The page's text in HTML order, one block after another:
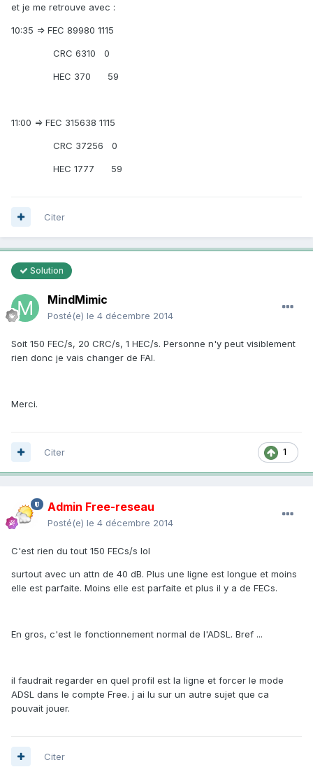
et je me retrouve avec :
10:35 => FEC 89980 1115
CRC 6310 0
HEC 370 59
11:00 => FEC 315638 1115
CRC 37256 0
HEC 1777 59
Citer
Solution
MindMimic
Posté(e) le 4 décembre 2014
Soit 150 FEC/s, 20 CRC/s, 1 HEC/s. Personne n'y peut visiblement
rien donc je vais changer de FAI.
Merci.
1
Citer
Admin Free-reseau
Posté(e) le 4 décembre 2014
C'est rien du tout 150 FECs/s lol
surtout avec un attn de 40 dB. Plus une ligne est longue et moins
elle est parfaite. Moins elle est parfaite et plus il y a de FECs.
En gros, c'est le fonctionnement normal de l'ADSL. Bref ...
il faudrait regarder en quel profil est la ligne et forcer le mode
ADSL dans le compte Free. j ai lu sur un autre sujet que ca
pouvait jouer.
Citer